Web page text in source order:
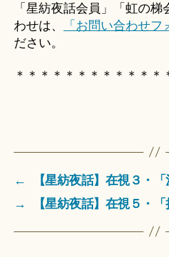
「星紡夜話会員」「虹の
わせは、
「お問い合わせフ
ださい。
＊＊＊＊＊＊＊＊＊＊＊＊
←
【星紡夜話】在視３・「
→
【星紡夜話】在視５・「